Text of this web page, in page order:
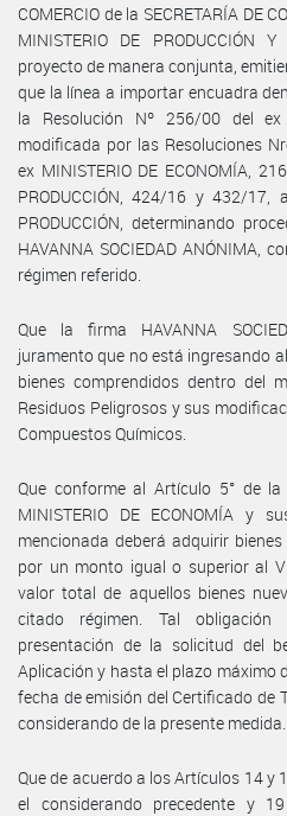
COMERCIO de la SECRETARÍA DE
MINISTERIO DE PRODUCCIÓN
proyecto de manera conjunta,
que la línea a importar encuadra
la Resolución Nº 256/00 del ex
modificada por las Resoluciones
ex MINISTERIO DE ECONOMÍA,
PRODUCCIÓN, 424/16 y 432/17,
PRODUCCIÓN, determinando
HAVANNA SOCIEDAD ANÓNIMA,
régimen referido.
Que la firma HAVANNA
juramento que no está ingresando
bienes comprendidos dentro del
Residuos Peligrosos y sus
Compuestos Químicos.
Que conforme al Artículo 5° de
MINISTERIO DE ECONOMÍA y
mencionada deberá adquirir
por un monto igual o superior al
valor total de aquellos bienes
citado régimen. Tal obligación
presentación de la solicitud del
Aplicación y hasta el plazo máximo
fecha de emisión del Certificado de
considerando de la presente medida.
Que de acuerdo a los Artículos 14 y
el considerando precedente y